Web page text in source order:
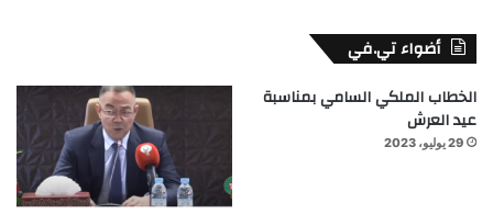
أضواء تي.في
الخطاب الملكي السامي بمناسبة
عيد العرش
29 يوليو، 2023